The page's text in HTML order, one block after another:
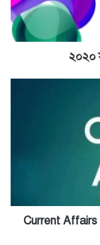
PDF
২০২০
২০২০
Current Affairs